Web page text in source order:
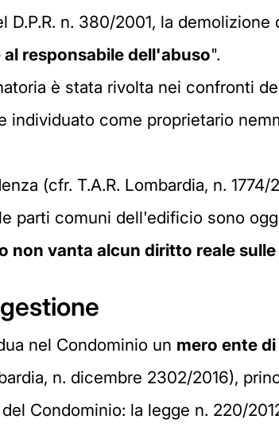
D.P.R. n. 380/2001, la
responsabile dell'abuso".
è stata rivolta nei confronti
individuato come proprietario
(cfr. T.A.R. Lombardia, n.
parti comuni dell'edificio sono
non vanta alcun diritto reale sulle
nel Condominio un mero ente
n. dicembre 2302/2016),
Condominio: la legge n. 220/